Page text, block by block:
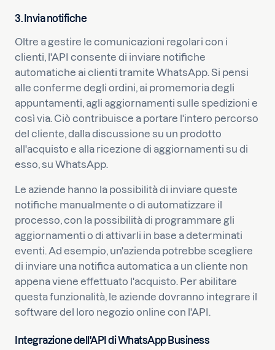
3. Invia notifiche
Oltre a gestire le comunicazioni regolari con i
clienti, l'API consente di inviare notifiche
automatiche ai clienti tramite WhatsApp. Si pensi
alle conferme degli ordini, ai promemoria degli
appuntamenti, agli aggiornamenti sulle spedizioni e
così via. Ciò contribuisce a portare l'intero percorso
del cliente, dalla discussione su un prodotto
all'acquisto e alla ricezione di aggiornamenti su di
esso, su WhatsApp.
Le aziende hanno la possibilità di inviare queste
notifiche manualmente o di automatizzare il
processo, con la possibilità di programmare gli
aggiornamenti o di attivarli in base a determinati
eventi. Ad esempio, un'azienda potrebbe scegliere
di inviare una notifica automatica a un cliente non
appena viene effettuato l'acquisto. Per abilitare
questa funzionalità, le aziende dovranno integrare il
software del loro negozio online con l'API.
Integrazione dell'API di WhatsApp Business